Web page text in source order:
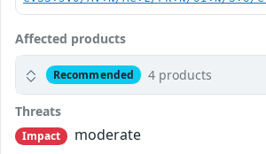
Affected products
Recommended 4 products
Threats
Impact
moderate